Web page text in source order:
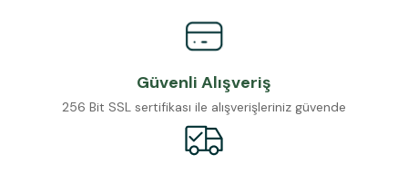
Güvenli Alışveriş
256 Bit SSL sertifikası ile alışverişleriniz güvende